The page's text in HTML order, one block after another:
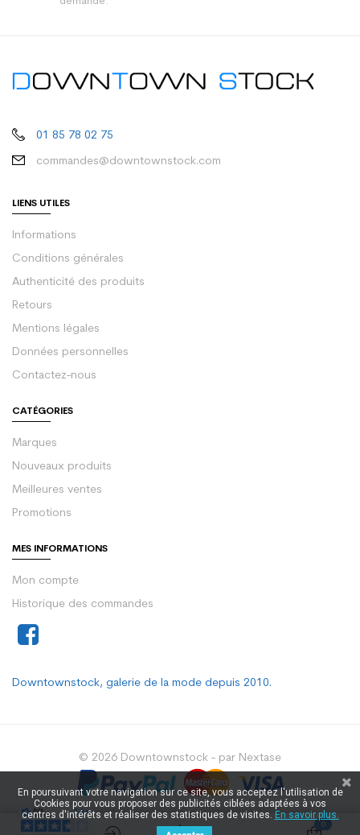
0
01 85 78 02 75
commandes@downtownstock.com
LIENS UTILES
Informations
Conditions générales
Authenticité des produits
Retours
Mentions légales
Données personnelles
Contactez-nous
CATÉGORIES
Marques
Nouveaux produits
Meilleures ventes
Promotions
MES INFORMATIONS
Mon compte
Historique des commandes
Downtownstock, galerie de la mode depuis 2010.
© 2026 Downtownstock - par Nextase
En poursuivant votre navigation sur ce site, vous acceptez l'utilisation de
Cookies pour vous proposer des publicités ciblées adaptées à vos
centres d'intérêts et réaliser des statistiques de visites. En savoir plus.